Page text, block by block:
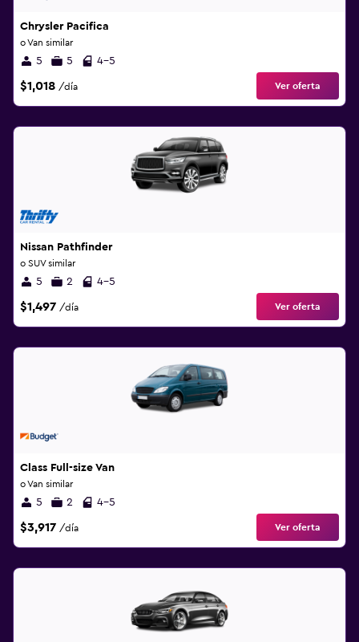
Chrysler Pacifica
o Van similar
5 5 4-5
$1,018 /día Ver oferta
Nissan Pathfinder
o SUV similar
5 2 4-5
$1,497 /día Ver oferta
Class Full-size Van
o Van similar
5 2 4-5
$3,917 /día Ver oferta